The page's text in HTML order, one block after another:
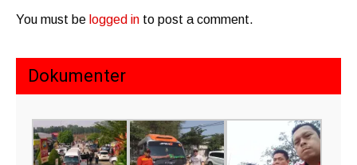
You must be logged in to post a comment.
Dokumenter